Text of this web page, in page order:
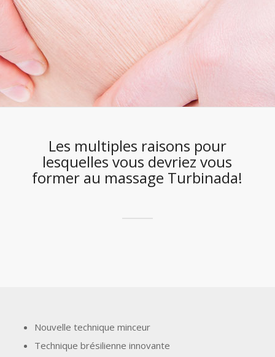
Les multiples raisons pour
lesquelles vous devriez vous
former au massage Turbinada!
Nouvelle technique minceur
Technique brésilienne innovante